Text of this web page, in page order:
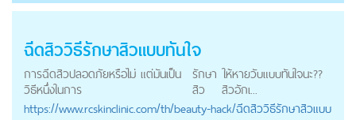
ฉีดสิววิธีรักษาสิวแบบทันใจ
การฉีดสิวปลอดภัยหรือไม่ แต่มันเป็น
วิธีหนึ่งในการ
รักษา
สิว
ให้หายวับแบบทันใจนะ??
สิวอักเ...
https://www.rcskinclinic.com/th/beauty-hack/ฉีดสิววิธีรักษาสิวแบบ